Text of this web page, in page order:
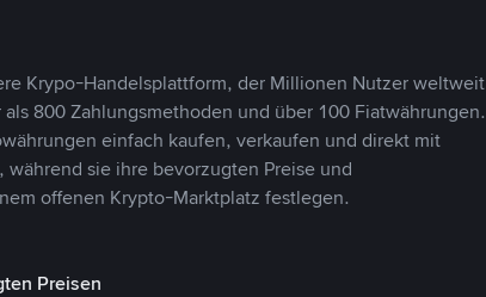
Krypo-Handelsplattform, der Millionen Nutzer weltweit
800 Zahlungsmethoden und über 100 Fiatwährungen.
einfach kaufen, verkaufen und direkt mit
sie ihre bevorzugten Preise und
offenen Krypto-Marktplatz festlegen.
Preisen